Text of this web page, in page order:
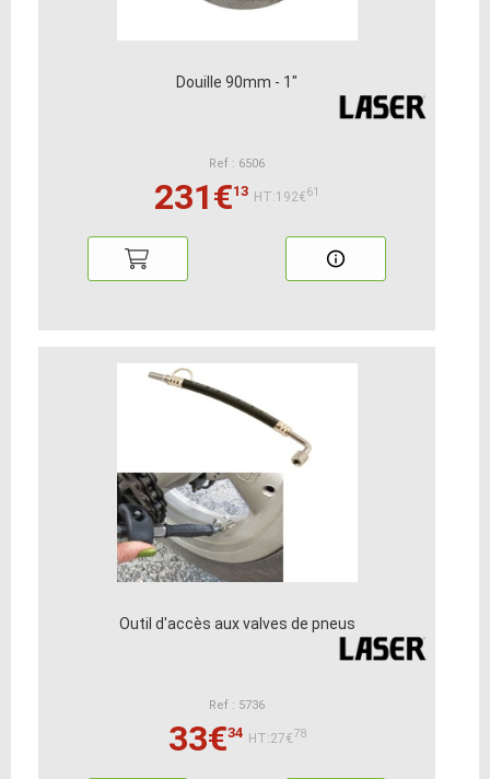
Douille 90mm - 1"
Ref : 6506
231€13 HT:192€61
Outil d'accès aux valves de pneus
Ref : 5736
33€34 HT:27€78